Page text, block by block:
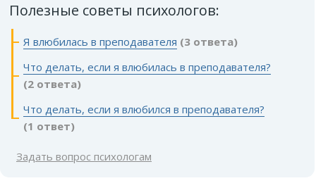
Полезные советы психологов:
Я влюбилась в преподавателя (3 ответа)
Что делать, если я влюбилась в преподавателя?
(2 ответа)
Что делать, если я влюбился в преподавателя?
(1 ответ)
Задать вопрос психологам